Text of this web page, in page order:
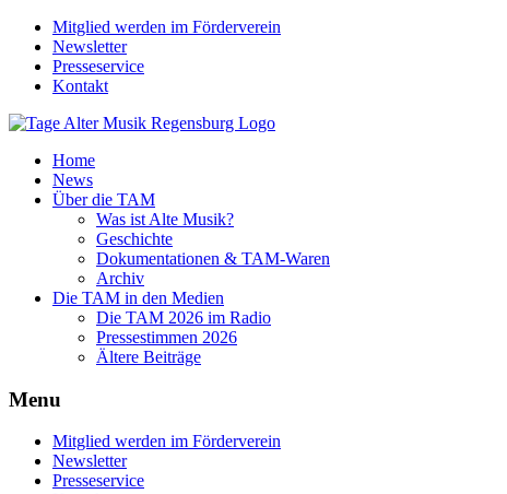
Mitglied werden im Förderverein
Newsletter
Presseservice
Kontakt
Home
News
Über die TAM
Was ist Alte Musik?
Geschichte
Dokumentationen & TAM-Waren
Archiv
Die TAM in den Medien
Die TAM 2026 im Radio
Pressestimmen 2026
Ältere Beiträge
Menu
Mitglied werden im Förderverein
Newsletter
Presseservice